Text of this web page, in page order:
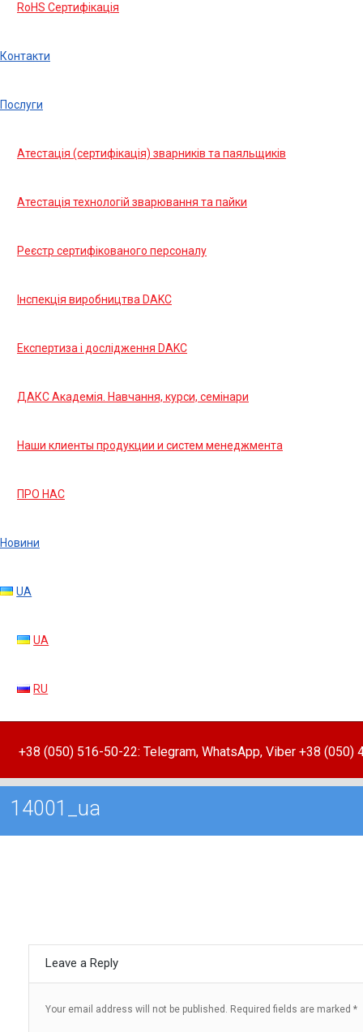
RoHS Сертифікація
Контакти
Послуги
Атестація (сертифікація) зварників та паяльщиків
Атестація технологій зварювання та пайки
Реєстр сертифікованого персоналу
Інспекція виробництва DAKC
Експертиза і дослідження DAKC
ДАКС Академія. Навчання, курси, семінари
Наши клиенты продукции и систем менеджмента
ПРО НАС
Новини
UA
UA
RU
+38 (050) 516-50-22: Telegram, WhatsApp, Viber +38 (050)
14001_ua
Leave a Reply
Your email address will not be published. Required fields are marked *